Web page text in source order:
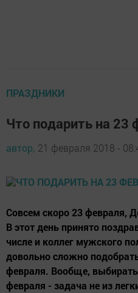
ПРАЗДНИКИ
Что подарить на 23
автор, 21 февраля 2018 -
Совсем скоро 23 февраля,
В этот день принято
числе и коллег мужского
довольно сложно
февраля. Вообще,
февраля - задача не из